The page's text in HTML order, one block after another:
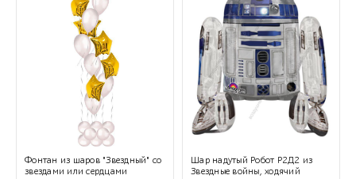
Фонтан из шаров "Звездный" со
звездами или сердцами
Шар надутый Робот Р2Д2 из
Звездные войны, ходячий